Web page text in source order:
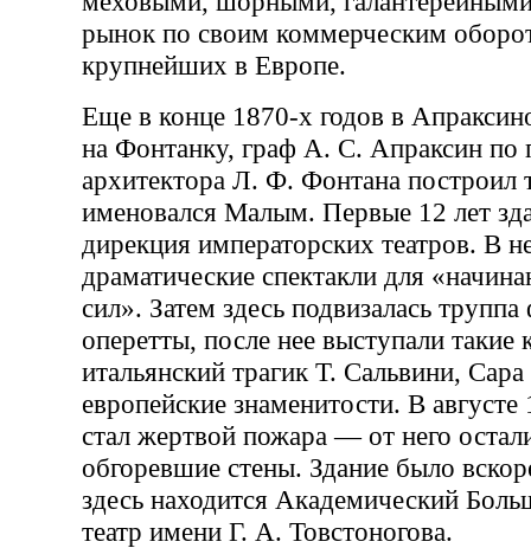
рынок по своим коммерческим
крупнейших в Европе.
Еще в конце 1870-х годов в
на Фонтанку, граф А. С. Апраксин по
архитектора Л. Ф. Фонтана построил
именовался Малым. Первые 12 лет
дирекция императорских театров. В
драматические спектакли для
сил». Затем здесь подвизалась
оперетты, после нее выступали такие
итальянский трагик Т. Сальвини,
европейские знаменитости. В августе
стал жертвой пожара — от него
обгоревшие стены. Здание было
здесь находится Академический
театр имени Г. А. Товстоногова.